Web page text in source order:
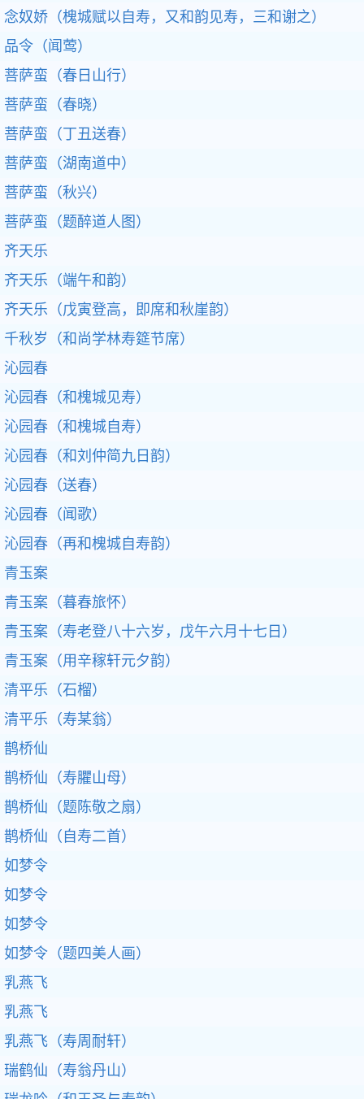
念奴娇（槐城赋以自寿，又和韵见寿，三和谢之）
品令（闻莺）
菩萨蛮（春日山行）
菩萨蛮（春晓）
菩萨蛮（丁丑送春）
菩萨蛮（湖南道中）
菩萨蛮（秋兴）
菩萨蛮（题醉道人图）
齐天乐
齐天乐（端午和韵）
齐天乐（戊寅登高，即席和秋崖韵）
千秋岁（和尚学林寿筵节席）
沁园春
沁园春（和槐城见寿）
沁园春（和槐城自寿）
沁园春（和刘仲简九日韵）
沁园春（送春）
沁园春（闻歌）
沁园春（再和槐城自寿韵）
青玉案
青玉案（暮春旅怀）
青玉案（寿老登八十六岁，戊午六月十七日）
青玉案（用辛稼轩元夕韵）
清平乐（石榴）
清平乐（寿某翁）
鹊桥仙
鹊桥仙（寿臞山母）
鹊桥仙（题陈敬之扇）
鹊桥仙（自寿二首）
如梦令
如梦令
如梦令
如梦令（题四美人画）
乳燕飞
乳燕飞
乳燕飞（寿周耐轩）
瑞鹤仙（寿翁丹山）